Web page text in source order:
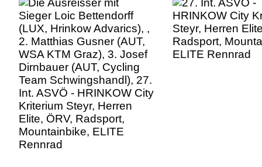
WSA KTM Graz), 3. Josef
Dirnbauer (AUT, Cycling
Team Schwingshandl), 27.
Int. ASVÖ - HRINKOW City
Kriterium Steyr, Herren
Elite, ÖRV, Radsport,
Mountainbike, ELITE
Rennrad
ELITE Rennrad